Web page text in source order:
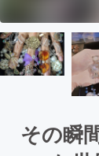
その瞬